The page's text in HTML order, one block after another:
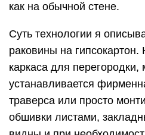
как на обычной стене.
Суть технологии я
раковины на
каркаса для перегородки,
устанавливается
траверса или просто
обшивки листами,